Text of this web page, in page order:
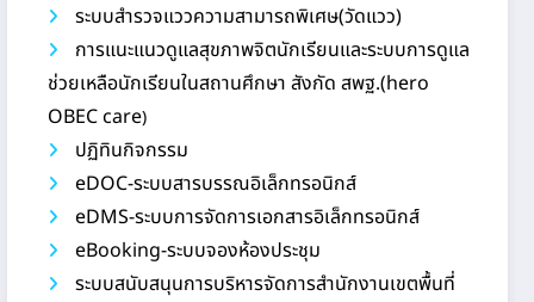
ระบบสำรวจแววความสามารถพิเศษ(วัดแวว)
การแนะแนวดูแลสุขภาพจิตนักเรียนและระบบการดูแล
ช่วยเหลือนักเรียนในสถานศึกษา สังกัด สพฐ.(hero
OBEC care)
ปฏิทินกิจกรรม
eDOC-ระบบสารบรรณอิเล็กทรอนิกส์
eDMS-ระบบการจัดการเอกสารอิเล็กทรอนิกส์
eBooking-ระบบจองห้องประชุม
ระบบสนับสนุนการบริหารจัดการสำนักงานเขตพื้นที่